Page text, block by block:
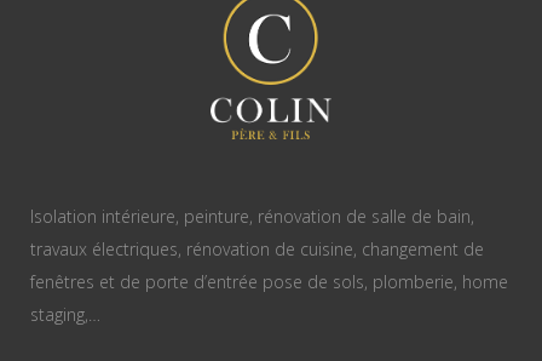
Isolation intérieure, peinture, rénovation de salle de bain,
travaux électriques, rénovation de cuisine, changement de
fenêtres et de porte d’entrée pose de sols, plomberie, home
staging,…